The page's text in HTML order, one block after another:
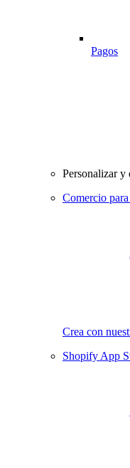
Pagos
Personalizar y
Comercio para
Crea con
Shopify App